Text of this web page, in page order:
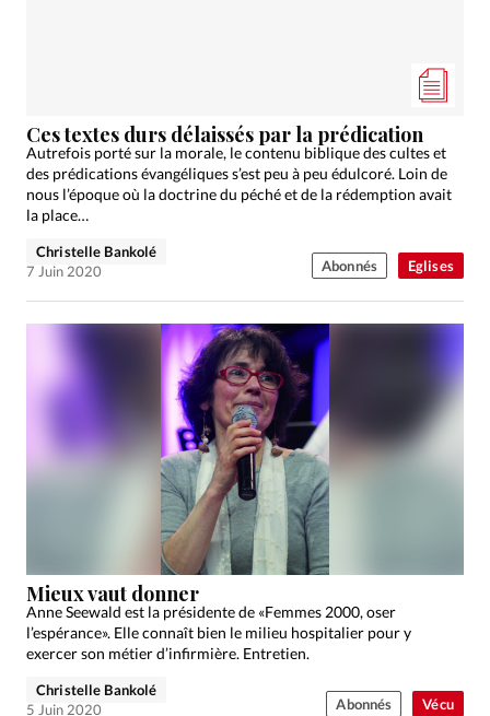
Eglises
Ces textes durs délaissés par la prédication
Autrefois porté sur la morale, le contenu biblique des cultes et
des prédications évangéliques s’est peu à peu édulcoré. Loin de
nous l’époque où la doctrine du péché et de la rédemption avait
la place…
Christelle Bankolé
7 Juin 2020
Abonnés
Vécu
Mieux vaut donner
Anne Seewald est la présidente de «Femmes 2000, oser
l’espérance». Elle connaît bien le milieu hospitalier pour y
exercer son métier d’infirmière. Entretien.
Christelle Bankolé
5 Juin 2020
Abonnés